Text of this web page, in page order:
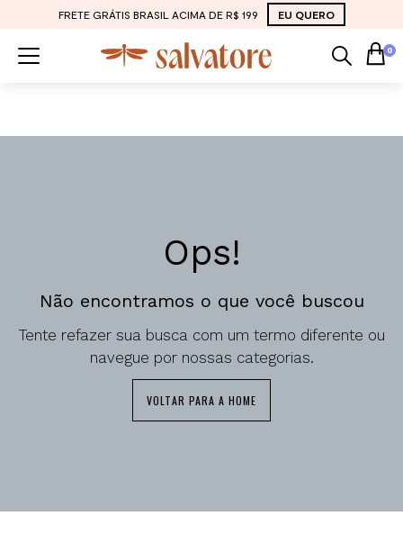
FRETE GRÁTIS BRASIL ACIMA DE R$ 199 EU QUERO
0
Ops!
Não encontramos o que você buscou
Tente refazer sua busca com um termo diferente ou
navegue por nossas categorias.
VOLTAR PARA A HOME